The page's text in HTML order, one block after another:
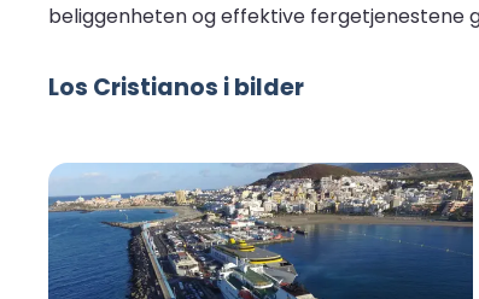
beliggenheten og effektive fergetjenestene
Los Cristianos i bilder